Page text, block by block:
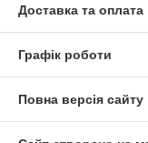
Доставка та оплата
Графік роботи
Повна версія сайту